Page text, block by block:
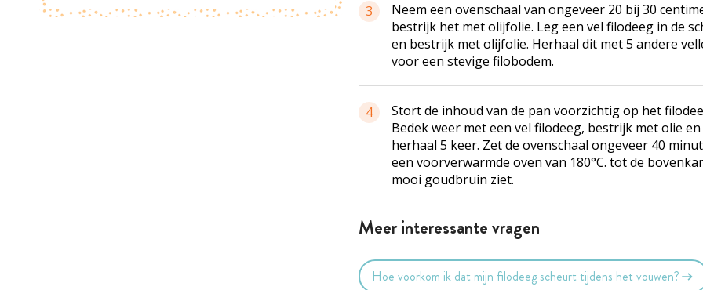
3
Neem een ovenschaal van ongeveer 20 bij 30
bestrijk het met olijfolie. Leg een vel filodeeg in de
en bestrijk met olijfolie. Herhaal dit met 5 andere
voor een stevige filobodem.
4
Stort de inhoud van de pan voorzichtig op het
Bedek weer met een vel filodeeg, bestrijk met olie en
herhaal 5 keer. Zet de ovenschaal ongeveer 40
een voorverwarmde oven van 180°C. tot de
mooi goudbruin ziet.
Meer interessante vragen
Hoe voorkom ik dat mijn filodeeg scheurt tijdens het vouwen?